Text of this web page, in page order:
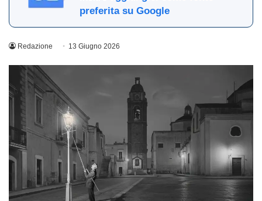
preferita su Google
Redazione 13 Giugno 2026